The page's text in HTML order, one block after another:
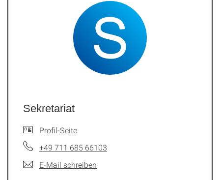
Sekretariat
Profil-Seite
+49 711 685 66103
E-Mail schreiben